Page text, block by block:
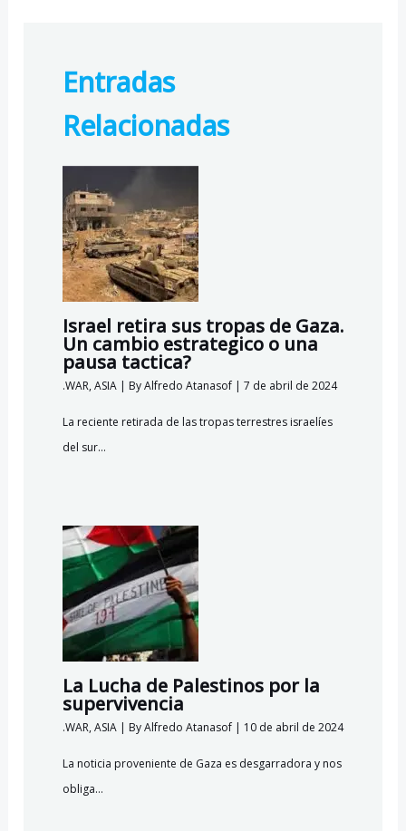
o
o
k
a
m
s
A
p
p
c
o
Entradas
Relacionadas
Israel retira sus tropas de Gaza.
Un cambio estrategico o una
pausa tactica?
.WAR,ASIA| ByAlfredo Atanasof | 7 de abril de 2024
La reciente retirada de las tropas terrestres israelíes
del sur…
La Lucha de Palestinos por la
supervivencia
.WAR,ASIA| ByAlfredo Atanasof | 10 de abril de 2024
La noticia proveniente de Gaza es desgarradora y nos
obliga…